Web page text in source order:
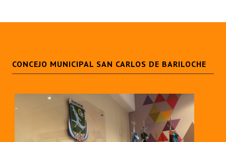
CONCEJO MUNICIPAL SAN CARLOS DE BARILOCHE